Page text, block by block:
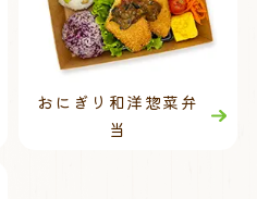
おにぎり和洋惣菜弁
当